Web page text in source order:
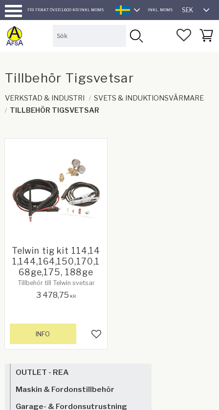
Meny
FRI FRAKT ÖVER 1.600 KR/INKL MOMS
SVENSKA
INKL. MOMS SEK
Tillbehör Tigsvetsar
VERKSTAD & INDUSTRI
SVETS & INDUKTIONSVÄRMARE
TILLBEHÖR TIGSVETSAR
Telwin tig kit 114,14
1,144,164,150,170,1
68ge,175, 188ge
Tillbehör till Telwin svetsar
3 478,75 KR
Lägg till i favoriter
INFO
OUTLET - REA
Maskin & Fordonstillbehör
Garage- & Fordonsutrustning